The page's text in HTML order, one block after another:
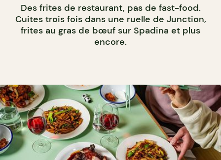
Des frites de restaurant, pas de fast-food.
Cuites trois fois dans une ruelle de Junction,
frites au gras de bœuf sur Spadina et plus
encore.